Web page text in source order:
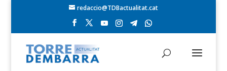
redaccio@TDBactualitat.cat